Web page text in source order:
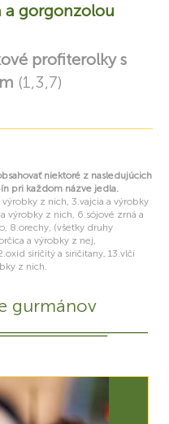
a gorgonzolou
profiterolky s
(1,3,7)
niektoré z nasledujúcich
pri každom názve jedla.
z nich, 3.vajcia a výrobky
výrobky z nich, 6.sójové zrná a
8.orechy, (všetky druhy
a výrobky z nej,
siričitý a siričitany, 13.vlčí
z nich.
gurmánov